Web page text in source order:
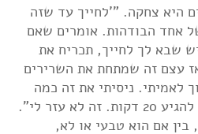
היא צחקה. "'לחייך עד שזה
אחד הבודהות. אומרים שאם
שבא לך לחייך, תכריח את
20 דקות, ואז עצם זה שמתחת את השרירים
לאמיתי. ניסיתי את זה כמה
וכמה פעמים, לא הצלחתי להגיע 20 דקות. זה לא עזר לי".
בין אם הוא טבעי או לא,